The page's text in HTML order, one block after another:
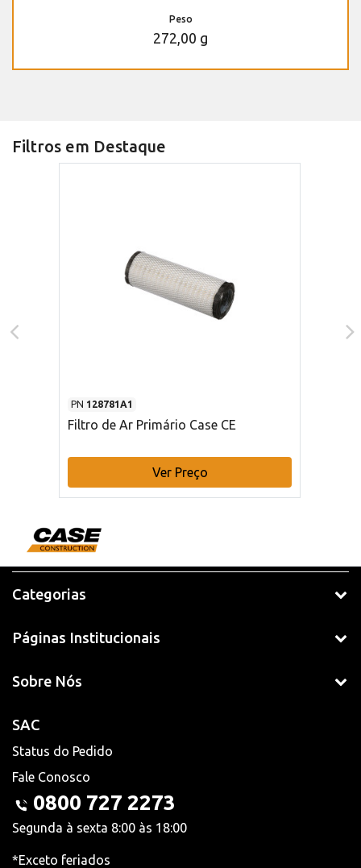
Peso
272,00 g
Filtros em Destaque
PN 128781A1
Filtro de Ar Primário Case CE
Ver Preço
Categorias
Páginas Institucionais
Sobre Nós
SAC
Status do Pedido
Fale Conosco
0800 727 2273
Segunda à sexta 8:00 às 18:00
*Exceto feriados